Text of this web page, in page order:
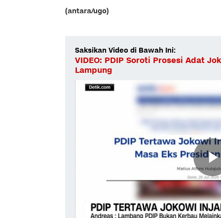
(antara/ugo)
Saksikan Video di Bawah Ini:
VIDEO: PDIP Soroti Prosesi Adat
Lampung